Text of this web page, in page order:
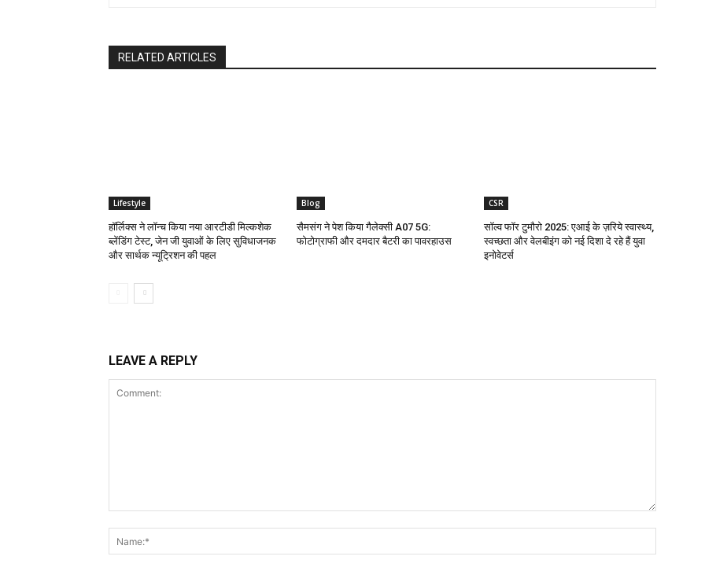
RELATED ARTICLES
Lifestyle
हॉर्लिक्स ने लॉन्च किया नया आरटीडी मिल्कशेक
ब्लेंडिंग टेस्ट, जेन जी युवाओं के लिए सुविधाजनक
और सार्थक न्यूट्रिशन की पहल
Blog
सैमसंग ने पेश किया गैलेक्सी A07 5G:
फोटोग्राफी और दमदार बैटरी का पावरहाउस
CSR
सॉल्व फॉर टुमौरो 2025: एआई के ज़रिये स्वास्थ्य,
स्वच्छता और वेलबीइंग को नई दिशा दे रहे हैं युवा
इनोवेटर्स
LEAVE A REPLY